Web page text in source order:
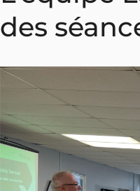
des